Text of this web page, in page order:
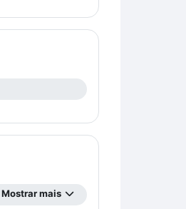
Mostrar mais